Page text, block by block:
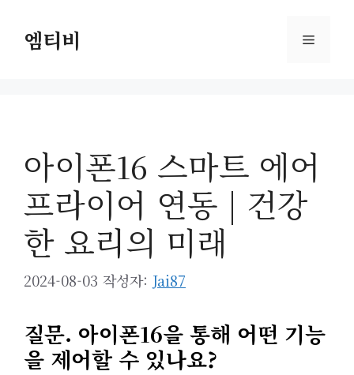
엠티비 메
아이폰16 스마트 에어
프라이어 연동 | 건강
한 요리의 미래
2024-08-03 작성자: Jai87
질문. 아이폰16을 통해 어떤 기능
을 제어할 수 있나요?